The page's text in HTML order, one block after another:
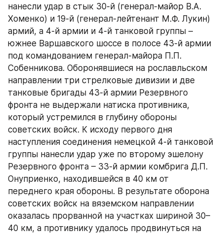
нанесли удар в стык 30-й (генерал-майор В.А.
Хоменко) и 19-й (генерал-лейтенант М.Ф. Лукин)
армий, а 4-й армии и 4-й танковой группы –
южнее Варшавского шоссе в полосе 43-й армии
под командованием генерал-майора П.П.
Собенникова. Оборонявшиеся на рославльском
направлении три стрелковые дивизии и две
танковые бригады 43-й армии Резервного
фронта не выдержали натиска противника,
который устремился в глубину обороны
советских войск. К исходу первого дня
наступления соединения немецкой 4-й танковой
группы нанесли удар уже по второму эшелону
Резервного фронта – 33-й армии комбрига Д.П.
Онуприенко, находившейся в 40 км от
переднего края обороны. В результате оборона
советских войск на вяземском направлении
оказалась прорванной на участках шириной 30–
40 км, а противнику удалось продвинуться на